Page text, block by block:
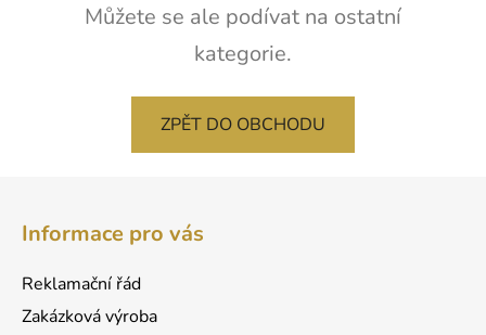
Můžete se ale podívat na ostatní
kategorie.
ZPĚT DO OBCHODU
Informace pro vás
Reklamační řád
Zakázková výroba